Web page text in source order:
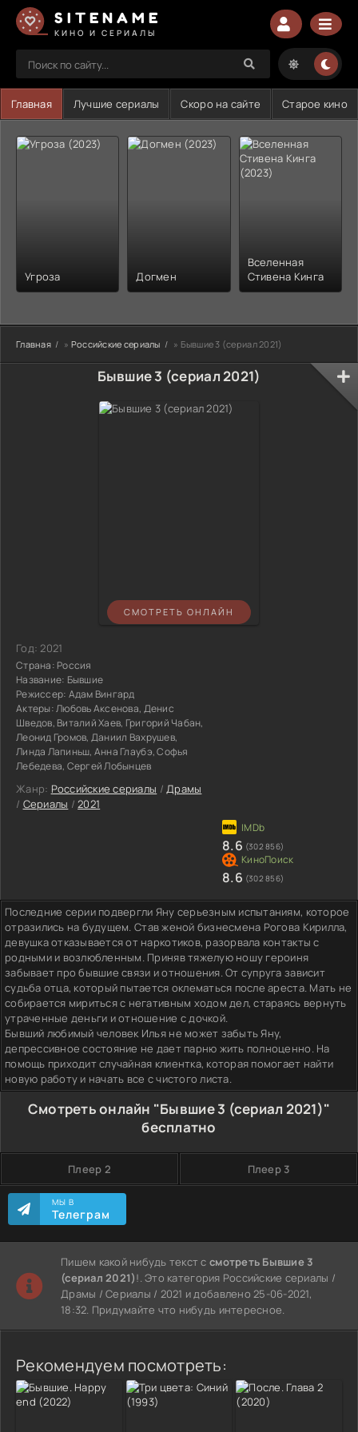
SITENAME
КИНО И СЕРИАЛЫ
Главная Лучшие сериалы Скоро на сайте Старое кино
Угроза Догмен
Вселенная
Стивена Кинга
Главная » Российские сериалы » Бывшие 3 (сериал 2021)
Бывшие 3 (сериал 2021)
СМОТРЕТЬ ОНЛАЙН
Год:2021
Страна: Россия
Название: Бывшие
Режиссер: Адам Вингард
Актеры:Любовь Аксенова, Денис
Шведов, Виталий Хаев, Григорий Чабан,
Леонид Громов, Даниил Вахрушев,
Линда Лапиньш, Анна Глаубэ, Софья
Лебедева, Сергей Лобынцев
Жанр: Российские сериалы /Драмы
/ Сериалы /2021
8.6 (302 856)
8.6 (302 856)
Последние серии подвергли Яну серьезным испытаниям, которое
отразились на будущем. Став женой бизнесмена Рогова Кирилла,
девушка отказывается от наркотиков, разорвала контакты с
родными и возлюбленным. Приняв тяжелую ношу героиня
забывает про бывшие связи и отношения. От супруга зависит
судьба отца, который пытается оклематься после ареста. Мать не
собирается мириться с негативным ходом дел, стараясь вернуть
утраченные деньги и отношение с дочкой.
Бывший любимый человек Илья не может забыть Яну,
депрессивное состояние не дает парню жить полноценно. На
помощь приходит случайная клиентка, которая помогает найти
новую работу и начать все с чистого листа.
Смотреть онлайн "Бывшие 3 (сериал 2021)"
бесплатно
Плеер 2 Плеер 3
МЫ В
Телеграм
Пишем какой нибудь текст ссмотреть Бывшие 3
(сериал 2021)!. Это категория Российские сериалы /
Драмы / Сериалы / 2021 и добавлено 25-06-2021,
18:32. Придумайте что нибудь интересное.
Рекомендуем посмотреть: